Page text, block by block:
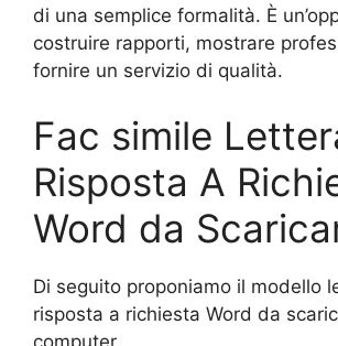
di una semplice formalità. È
costruire rapporti, mostrare
fornire un servizio di qualità.
Fac simile
Risposta A
Word da
Di seguito proponiamo il modello
risposta a richiesta Word da